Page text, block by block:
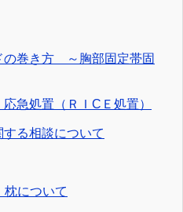
巻き方 ～胸部固定帯固
急処置（ＲＩCＥ処置）
る相談について
枕について